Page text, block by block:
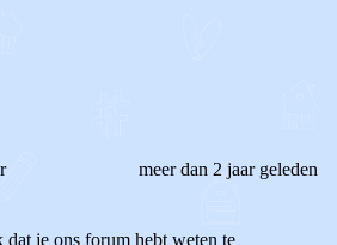
meer dan 2 jaar geleden
je ons forum hebt weten te